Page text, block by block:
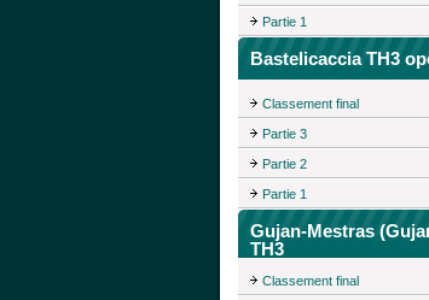
Partie 1
Bastelicaccia TH3
Classement final
Partie 3
Partie 2
Partie 1
Gujan-Mestras
TH3
Classement final